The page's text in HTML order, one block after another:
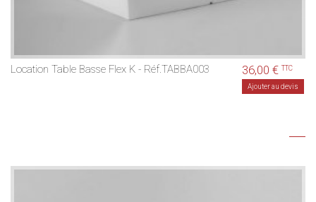
Location Table Basse Flex K - Réf.TABBA003 36,00 €TTC
Ajouter au devis